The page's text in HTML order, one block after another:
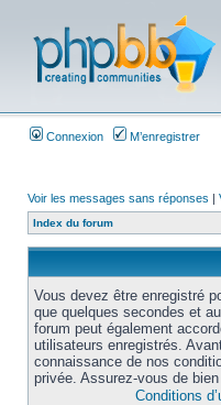
Connexion M’enregistrer
Voir les messages sans réponses |
Index du forum
Vous devez être enregistré
que quelques secondes et
forum peut également
utilisateurs enregistrés.
connaissance de nos
privée. Assurez-vous de
Conditions